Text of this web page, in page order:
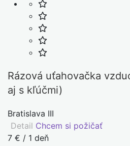
Rázová uťahovačka
aj s kľúčmi)
Bratislava III
Detail Chcem si požičať
7 € / 1 deň